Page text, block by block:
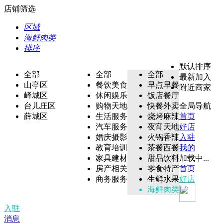
店铺筛选
区域
海鲜肉类
排序
全部
山亭区
峄城区
台儿庄区
薛城区
全部
餐饮美食
休闲娱乐
购物天地
生活服务
汽车服务
婚庆摄影
教育培训
家具建材
房产相关
商务服务
全部
早点早餐
饭店餐厅
快餐外卖
烧烤麻辣
夜宵天地
火锅香辣
茶餐西餐
甜品饮料
零食特产
生鲜水果
海鲜肉类
默认排序
最新加入
附近商家
全局导航
首页
好店
入驻
我的
加载中...
首页
好店
入驻
消息